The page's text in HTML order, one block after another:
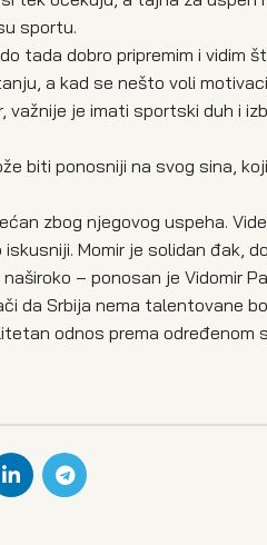
sportu.
tada dobro pripremim i vidim
a kad se nešto voli
je imati sportski duh i
biti ponosniji na svog sina,
zbog njegovog uspeha.
Momir je solidan đak,
– ponosan je Vidomir
da Srbija nema talentovane
odnos prema određenom